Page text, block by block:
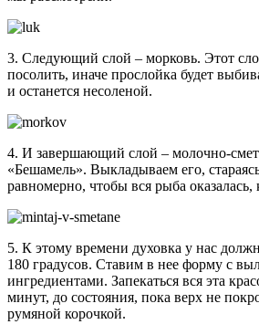
3. Следующий слой – морковь. Этот
посолить, иначе прослойка будет
и останется несоленой.
4. И завершающий слой – молочно-
«Бешамель». Выкладываем его,
равномерно, чтобы вся рыба оказалась,
5. К этому времени духовка у нас
180 градусов. Ставим в нее форму с
ингредиентами. Запекаться вся эта
минут, до состояния, пока верх не
румяной корочкой.